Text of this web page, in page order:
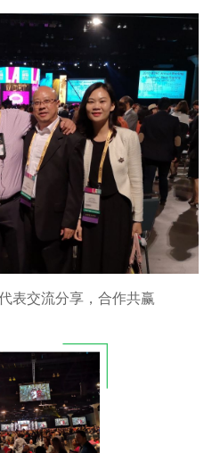
表交流分享，合作共赢